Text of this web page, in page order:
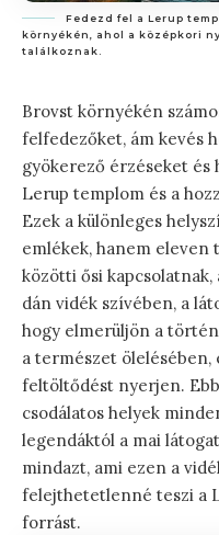
Fedezd fel a Lerup
környékén, ahol a középkori
találkoznak.
Brovst környékén
felfedezőket, ám kevés
gyökerező érzéseket és
Lerup templom és a
Ezek a különleges
emlékek, hanem eleven
közötti ősi
dán vidék szívében, a
hogy elmerüljön a
a természet ölelésében,
feltöltődést nyerjen.
csodálatos helyek
legendáktól a mai
mindazt, ami ezen a
felejthetetlenné teszi a
forrást.